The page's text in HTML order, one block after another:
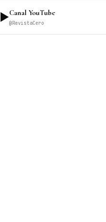
▶Canal YouTube
@RevistaCero